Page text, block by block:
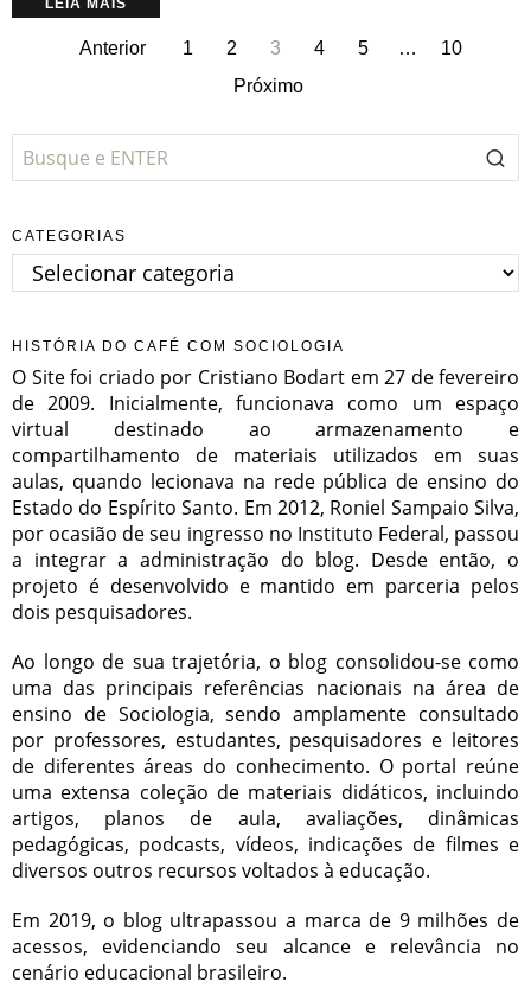
LEIA MAIS
Anterior 1 2 3 4 5 …
10
Próximo
CATEGORIAS
Categorias
HISTÓRIA DO CAFÉ COM SOCIOLOGIA
O Site foi criado por Cristiano Bodart em 27 de fevereiro
de 2009. Inicialmente, funcionava como um espaço
virtual destinado ao armazenamento e
compartilhamento de materiais utilizados em suas
aulas, quando lecionava na rede pública de ensino do
Estado do Espírito Santo. Em 2012, Roniel Sampaio Silva,
por ocasião de seu ingresso no Instituto Federal, passou
a integrar a administração do blog. Desde então, o
projeto é desenvolvido e mantido em parceria pelos
dois pesquisadores.
Ao longo de sua trajetória, o blog consolidou-se como
uma das principais referências nacionais na área de
ensino de Sociologia, sendo amplamente consultado
por professores, estudantes, pesquisadores e leitores
de diferentes áreas do conhecimento. O portal reúne
uma extensa coleção de materiais didáticos, incluindo
artigos, planos de aula, avaliações, dinâmicas
pedagógicas, podcasts, vídeos, indicações de filmes e
diversos outros recursos voltados à educação.
Em 2019, o blog ultrapassou a marca de 9 milhões de
acessos, evidenciando seu alcance e relevância no
cenário educacional brasileiro.